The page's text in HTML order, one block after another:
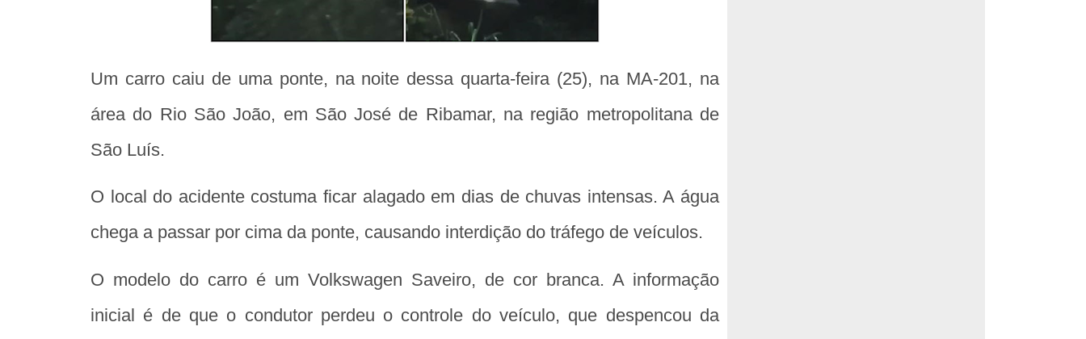
Um carro caiu de uma ponte, na noite dessa quarta-feira (25), na MA-201, na
área do Rio São João, em São José de Ribamar, na região metropolitana de
São Luís.
O local do acidente costuma ficar alagado em dias de chuvas intensas. A água
chega a passar por cima da ponte, causando interdição do tráfego de veículos.
O modelo do carro é um Volkswagen Saveiro, de cor branca. A informação
inicial é de que o condutor perdeu o controle do veículo, que despencou da